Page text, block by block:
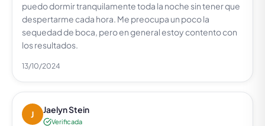
puedo dormir tranquilamente toda la noche sin tener que
despertarme cada hora. Me preocupa un poco la
sequedad de boca, pero en general estoy contento con
los resultados.
13/10/2024
J Jaelyn Stein
Verificada